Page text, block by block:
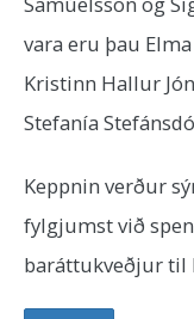
vara eru þau
Kristinn Hallur
Stefanía
Keppnin verður
fylgjumst við
baráttukveðjur til